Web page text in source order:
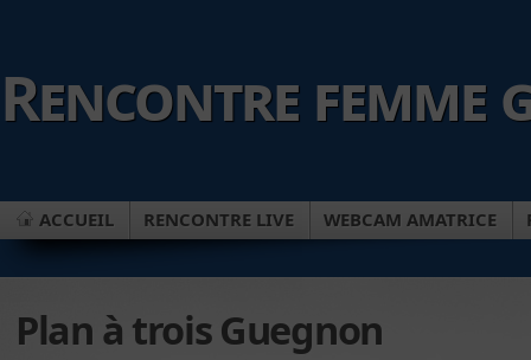
Rencontre femme
ACCUEIL RENCONTRE LIVE WEBCAM AMATRICE
Plan à trois Guegnon